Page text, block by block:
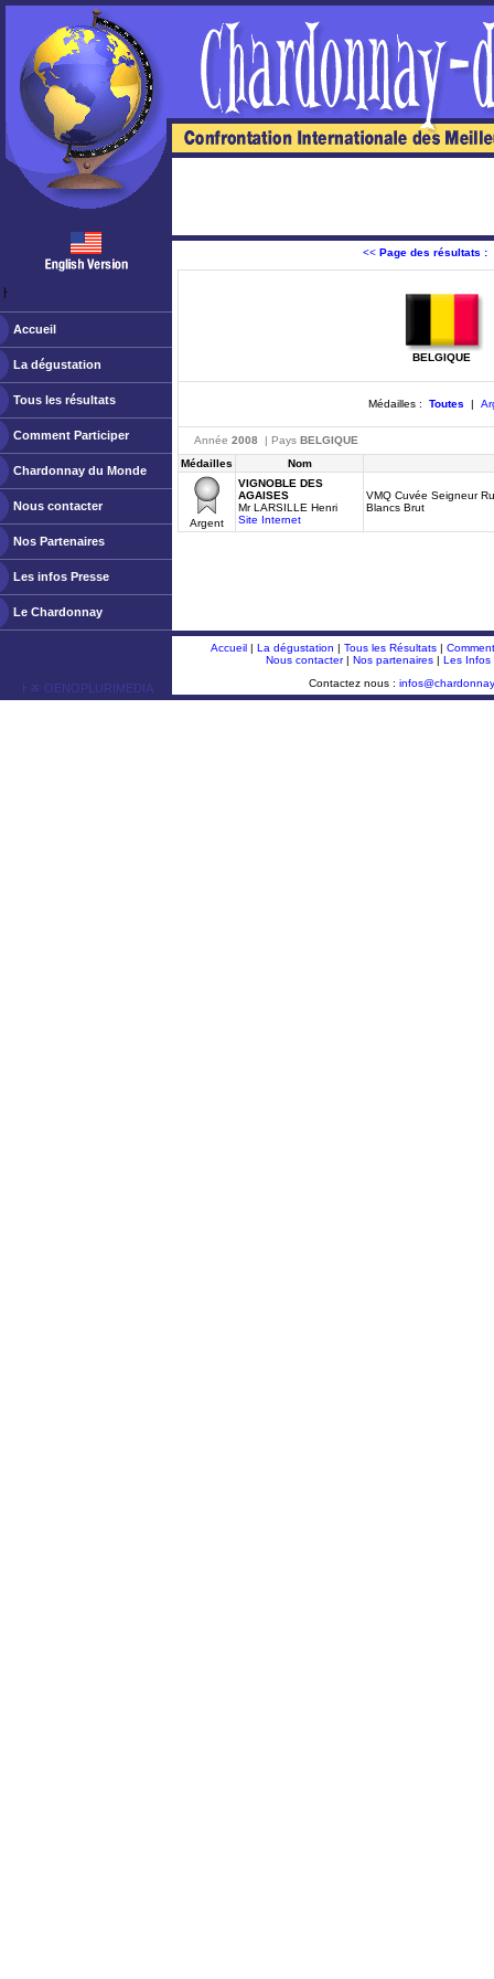
ￂﾠ
Accueil
La dégustation
Tous les résultats
Comment Participer
Chardonnay du Monde
Nous contacter
Nos Partenaires
Les infos Presse
Le Chardonnay
<< Page des résultats :
BELGIQUE
Médailles : Toutes |
Année 2008 | Pays BELGIQUE
Médailles
Nom
Argent
VIGNOBLE DES
AGAISES
Mr LARSILLE Henri
Site Internet
VMQ Cuvée Seigneur
Blancs Brut
ￂﾮ OENOPLURIMEDIA
Accueil| La dégustation | Tous les Résultats|
Nous contacter| Nos partenaires| Les Infos
Contactez nous :